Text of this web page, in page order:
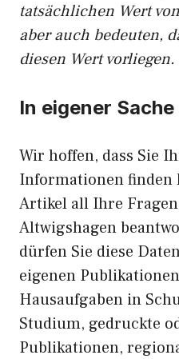
tatsächlichen Wert
aber auch bedeuten,
diesen Wert vorliegen.
In eigener Sache
Wir hoffen, dass Sie
Informationen finden
Artikel all Ihre
Altwigshagen
dürfen Sie diese
eigenen
Hausaufgaben in
Studium, gedruckte
Publikationen,